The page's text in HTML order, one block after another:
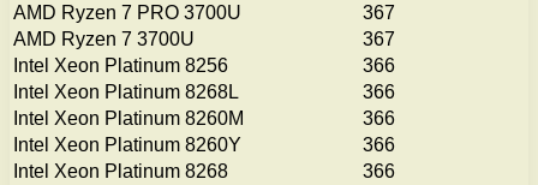
AMD Ryzen 7 PRO 3700U
367
AMD Ryzen 7 3700U
367
Intel Xeon Platinum 8256
366
Intel Xeon Platinum 8268L
366
Intel Xeon Platinum 8260M
366
Intel Xeon Platinum 8260Y
366
Intel Xeon Platinum 8268
366